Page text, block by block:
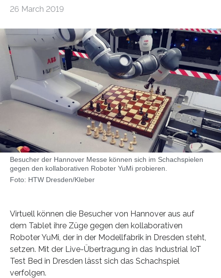
26 March 2019
Besucher der Hannover Messe können sich im Schachspielen
gegen den kollaborativen Roboter YuMi probieren.
Foto: HTW Dresden/Kleber
Virtuell können die Besucher von Hannover aus auf
dem Tablet ihre Züge gegen den kollaborativen
Roboter YuMi, der in der Modellfabrik in Dresden steht,
setzen. Mit der Live-Übertragung in das Industrial IoT
Test Bed in Dresden lässt sich das Schachspiel
verfolgen.